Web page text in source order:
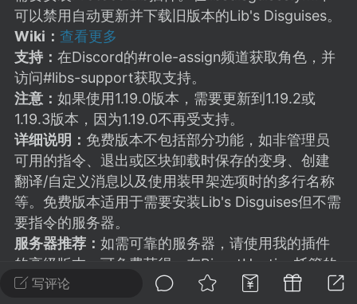
、管理方式等方面 的任何想法！...
11 5.9k
潮涌核心
永久赞助者
24 23:37
电脑端 整合包分享
主页反馈贴
反馈你遇到的问题 以及 你期望的功能等
不方便可尝试通过邮箱与作者进行反馈
写评论
可以禁用自动更新并下载旧版本的Lib's Disguises。
Wiki： 查看更多
支持： 在Discord的#role-assign频道获取角色，并
访问#libs-support获取支持。
注意： 如果使用1.19.0版本，需要更新到1.19.2或
1.19.3版本，因为1.19.0不再受支持。
详细说明： 免费版本不包括部分功能，如非管理员
可用的指令、退出或区块卸载时保存的变身、创建
翻译/自定义消息以及使用装甲架选项时的多行名称
等。免费版本适用于需要安装Lib's Disguises但不需
要指令的服务器。
服务器推荐： 如需可靠的服务器，请使用我的插件
的高级版本，可免费获得。在BisectHosting托管的
Minecraft服务器上安装我的插件，即可自动启用高